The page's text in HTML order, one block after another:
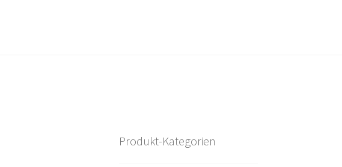
Produkt-Kategorien